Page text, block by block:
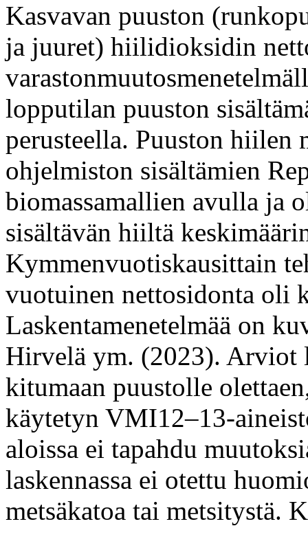
Kasvavan puuston
ja juuret) hiilidioksidin
lopputilan puuston
perusteella. Puuston
ohjelmiston sisältämien
biomassamallien avulla ja
sisältävän hiiltä
Kymmenvuotiskausittain
vuotuinen nettosidonta oli
Laskentamenetelmää on
Hirvelä ym. (2023). Arviot
kitumaan puustolle
käytetyn VMI12–13-
aloissa ei tapahdu
laskennassa ei otettu
metsäkatoa tai metsitystä.